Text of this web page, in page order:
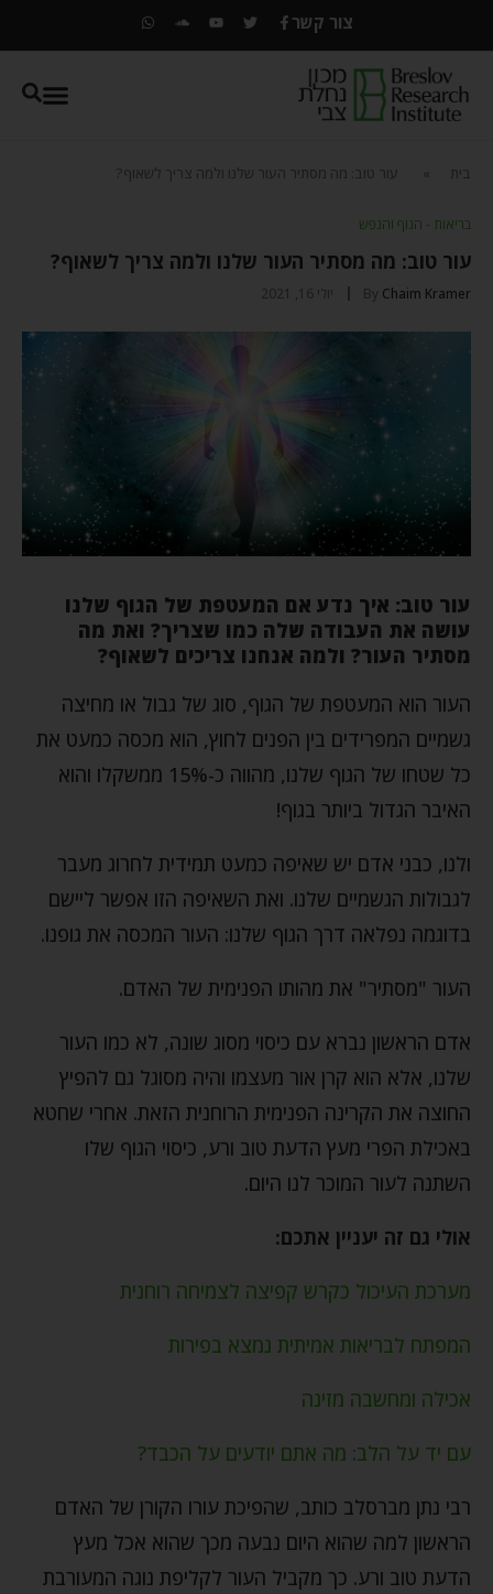
צור קשר
בית עור טוב: מה מסתיר העור שלנו ולמה צריך לשאוף?
בריאות - הגוף והנפש
עור טוב: מה מסתיר העור שלנו ולמה צריך לשאוף?
By Chaim Kramer יולי 16, 2021
עור טוב: איך נדע אם המעטפת של הגוף שלנו
עושה את העבודה שלה כמו שצריך? ואת מה
מסתיר העור? ולמה אנחנו צריכים לשאוף?
העור הוא המעטפת של הגוף, סוג של גבול או מחיצה
גשמיים המפרידים בין הפנים לחוץ, הוא מכסה כמעט את
כל שטחו של הגוף שלנו, מהווה כ-15% ממשקלו והוא
האיבר הגדול ביותר בגוף!
ולנו, כבני אדם יש שאיפה כמעט תמידית לחרוג מעבר
לגבולות הגשמיים שלנו. ואת השאיפה הזו אפשר ליישם
בדוגמה נפלאה דרך הגוף שלנו: העור המכסה את גופנו.
העור "מסתיר" את מהותו הפנימית של האדם.
אדם הראשון נברא עם כיסוי מסוג שונה, לא כמו העור
שלנו, אלא הוא קרן אור מעצמו והיה מסוגל גם להפיץ
החוצה את הקרינה הפנימית הרוחנית הזאת. אחרי שחטא
באכילת הפרי מעץ הדעת טוב ורע, כיסוי הגוף שלו
השתנה לעור המוכר לנו היום.
אולי גם זה יעניין אתכם:
מערכת העיכול כקרש קפיצה לצמיחה רוחנית
המפתח לבריאות אמיתית נמצא בפירות
אכילה ומחשבה מזינה
עם יד על הלב: מה אתם יודעים על הכבד?
רבי נתן מברסלב כותב, שהפיכת עורו הקורן של האדם
הראשון למה שהוא היום נבעה מכך שהוא אכל מעץ
הדעת טוב ורע. כך מקביל העור לקליפת נוגה המעורבת